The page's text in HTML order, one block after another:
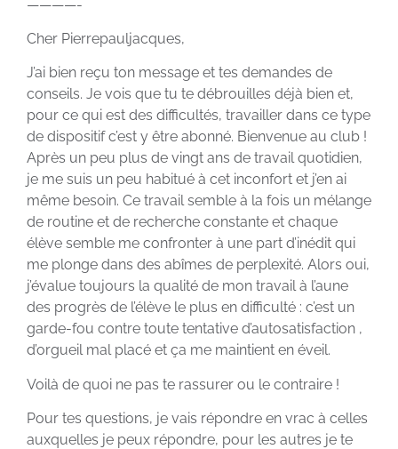
————-
Cher Pierrepauljacques,
J’ai bien reçu ton message et tes demandes de
conseils. Je vois que tu te débrouilles déjà bien et,
pour ce qui est des difficultés, travailler dans ce type
de dispositif c’est y être abonné. Bienvenue au club !
Après un peu plus de vingt ans de travail quotidien,
je me suis un peu habitué à cet inconfort et j’en ai
même besoin. Ce travail semble à la fois un mélange
de routine et de recherche constante et chaque
élève semble me confronter à une part d’inédit qui
me plonge dans des abîmes de perplexité. Alors oui,
j’évalue toujours la qualité de mon travail à l’aune
des progrès de l’élève le plus en difficulté : c’est un
garde-fou contre toute tentative d’autosatisfaction ,
d’orgueil mal placé et ça me maintient en éveil.
Voilà de quoi ne pas te rassurer ou le contraire !
Pour tes questions, je vais répondre en vrac à celles
auxquelles je peux répondre, pour les autres je te